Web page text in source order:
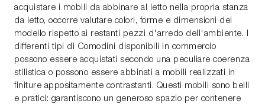
acquistare i mobili da abbinare al letto nella propria stanza
da letto, occorre valutare colori, forme e dimensioni del
modello rispetto ai restanti pezzi d'arredo dell'ambiente. I
differenti tipi di Comodini disponibili in commercio
possono essere acquistati secondo una peculiare coerenza
stilistica o possono essere abbinati a mobili realizzati in
finiture appositamente contrastanti. Questi mobili sono belli
e pratici: garantiscono un generoso spazio per contenere